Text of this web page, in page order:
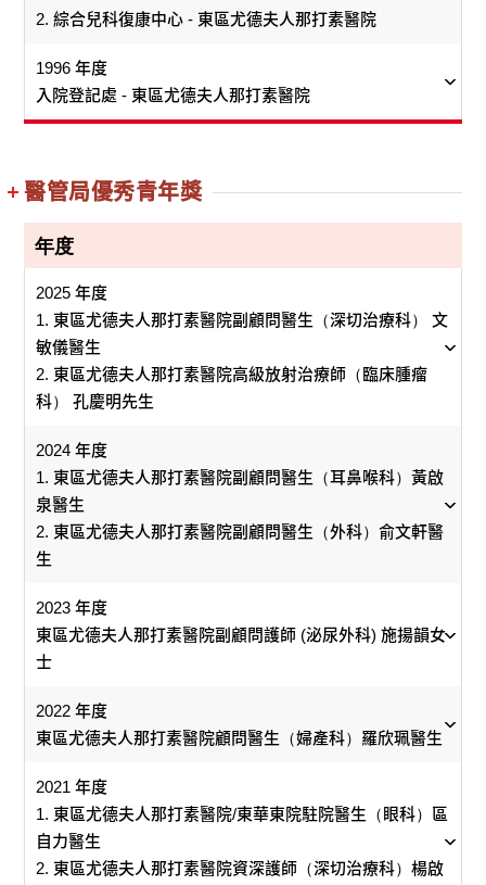
意想不到的。」
對於團隊獲獎，龍國璋坦言：「開心，但最想團隊可
以解散，因這代表疫情完結，大家生活重回正軌」。
他深信，即使疫情減退，團隊所建立的默契也不會消
何持續提升課程質素、協調團隊成員間的步伐、人才
逐一擊破。今日團隊獲得佳績，足證昔日的堅持是正
確的。
團隊隊長兼聯網行政事務總經理李淑妮稱，聯網醫院有三
個獨特之處，包括持久不息的環保文化、員工積極參與，
以及將「綠惜」行動融入日常運作。「我們經常鼓勵同事
行社會責任，我們為聯網感到驕傲。」
醫管局轄下多間洗衣房負責處理床單、病床圍簾、病人衣
物及同事工作服等。今次得獎的柴灣洗衣房，佔地2000平
成為香港唯一可為大中華區舉辦高階傷口管理課程的機
構。團隊又不斷引入新技術，顧問護師何志偉自行研發以
內視鏡檢查傷口的技術，又利用iPad應用程式分析傷口滲
治療師團隊亦在研究病人數據後，自行開發出減壓功效顯
著的墊褥，成本只是坊間相若產品的兩成。
施醫生說：「病人的配合也少不得，我們不斷向病人與家
屬推廣傷口護理的知識，也是減少病人傷口護理次數的重
要一環。」
港島東是目前唯一以三層系統處理傷口護理的醫院聯網。
2008年，聯網的質素及安全辦公室及護理服務部有見傷口
獲同事響應，組成這支包括老人科醫生、外科醫生、矯形
及創傷外科（骨科）外科醫生、顧問護師、專科護師、前
線護士、營養師、職業治療師和物理治療師的跨專業團
隊。
人制定餐單等，只要同事輸入相關資料，就能一目了然。
規範特別餐和普通餐的改革，此系統現已推廣至所有醫管
局的醫院。
係。2006年實行 「以素代肉」低碳飲食概念，如蒸肉餅，
感，保持營養；2010年推出周一無肉餐，省下的買肉錢拿
推薦的少肉「均衡菜單」，務求令病人食得健康又環保。
另外，團隊近年亦改善了廚餘的問題，透過與病房合作降
低供餐浪費及減少米飯的份量。單是2011年至2012年，院
方節省了42,157公斤的食物，等同節省了 431,595港元。
現時，團隊每日為10間醫院提供18,000份餐，是醫管局中
最高效率的膳食部門。畢太稱今次團隊奪獎，除了非常感
謝廚房、營養部、資訊科技服務處、病房、客戶醫院和中
央食品採購部同事的努力付出外，還要特別感激東區醫院
的首任行政總監梁明娟醫生，及現任港島東醫院聯網行政
我去試行新科技，改善膳食質素，才有今日的成績。」團
隊會繼續循健康、環保方向出發，不斷為膳食服務添加創
意，令病人更滿意。
序漸進，廣徵意見，讓前線同事參與討論。」她希望藉今
次獲獎，多謝每位同事的合作和付出，讓港島東醫院聯網
邁向「全人安康」。
訓、測試方案、試劑儲備，以及測試結果質素監控系
2009年4月，人類豬型流感疫症爆發，網絡面對重大的
量不斷倍增，並需在極短時間內確診樣本是否帶有人
為了應付激增的服務需求，整個化驗室網絡幾近24小
時不停運作，並不時交換技術，以及調動所需的試劑
儲備以至化驗儀器，確保成效。網絡的化驗室數目亦
由最初的5間增加至7間。
化驗室網絡的成員深信，快速、準確的病源診斷始終
發揮高度的專業精神，團結一致，為控制任何疫症作
出貢獻。
長者病人個案。至今已有超過15,000名病人接受服
務。
提供一站式服務，包括監察病人的情況、及時介入和
轉介，以及提高長者及照顧者的自理能力。
該項電話支援服務曾經過3次嚴謹的成效研究，以確定
能否達到為病人及早發現問題和減少不必要住院的目
的。研究均顯示接受服務的長者減少使用醫院服務達
25%至50%，死亡率亦顯著下降。隨着計劃的成功及
病人予以正面回應，未來兩年，服務系統將逐步擴
大，最終會覆蓋7個醫院聯網，醫管局亦有計劃擴展該
臨床及組織上更有效率。
同時，團隊建立了清晰的報告途徑、模式，以及多層面的
溝通交流渠道，令管理層、聯網質素及風險管理委員會，
以及其他功能委員會可以藉著更有系統的方法，取得質素
共同合作 提升質素及安全水平
港島東聯網質素及風險管理部成立後，以下3方面均有所
改進：
增強醫生角色 參與檢討
透過委任醫生為部門質素及風險管理統籌及專家醫
生小組成員，讓他們多加參與事故及投訴管理的檢
討，並增強動力去解決質素及安全問題。
聯網事故檢討委員會也隨之成立，幫助管理層對準
高危的系統及流程，重點堵塞漏洞。有關的經驗會
經由多層面的溝通交流渠道，跟各層面的同事分
享。
認病人身份、臨床交接及臨床資格憑據，希望在變
革的過程中培育各層面的領袖，令願景譜成現實。
都緊密合作，融洽一致，致力提供優質的基層醫療服務，
自接管普通科門診後，團隊不斷革新，改善服務，例如引
進CMS及OPAS電腦化系統、推行病人自攜病歷紀錄計
期病患者預約覆診、增設預約掛號和電話預約系統。他們
的家庭醫生和醫院專科醫生的溝通橋樑。藉著開設家庭醫
學專科診所，將病人加以分流，善加運用社會資源。團隊
的努力，已然為市民提供優質的公營基層醫療服務。
拓展公私營醫療合作工作小組 - 港島東醫院聯網
「拓展公私營醫療合作工作小組」為港島東聯網鋪陳了清
晰明確的發展方向 — 致力推動公私營醫療合作服務，為
次序，有系統地開拓公私營服務的合作機會，並逐步施行
各項計劃。在推行公私營醫療合作的過程中，成員的真知
自2002年成立至今，工作小組已推出不少公私營合作計
劃，例如專科門診新症分流及私營轉介，以及社康護士為
出院長者提供電話護理診症服務等，均取得相當成效。
港島東醫院聯網
去年，東區醫院是其中一間首先有員工感染沙士的醫院。
但是，我們的抗炎團隊仍表現出無比勇氣，責無旁貸地為
沙士病人提供優質治療。
不同階層的員工在短時間內攜手建立了安全的環境。這包
括迅速地把一些普通病房改建為設有改良抽氣系統的沙士
病房，積極推廣防感染措施和監察實踐情況等。沙士病毒
臨床方面，我們的呼吸系統科醫生研製了一套有效治療沙
士的醫治常規。港島東醫院聯網的沙士病人死亡率為全港
隊與本港其他同僚合作，撰寫有關此疾病的著作，刊登在
醫學文獻上。
臨床腫瘤科優質管理團隊 - 東區那打素尤德夫人醫院
臨床腫瘤部優質管理團隊一直以來以提供先進技術，高效
率及高質素服務予病人為目標。在醫療發展上，這個團隊
是醫院內首個臨床部門獲頒發ISO9001:2000証書。此外，
為了舒緩及減輕病人於接受治療時引起的不安情緒，他們
主動地向慈善和私人機構申請撥款資助用以改善治療環
境，並創新地在治病過程中引入「視覺藝術概念」幫助病
人。
2. 綜合兒科復康中心 - 東區尤德夫人那打素醫院
1.
小組藉著不斷溝通、緊密合作、群策群力，改革了柴
灣洗衣房的工作文化和常規，不但提高了生產力，也
使洗熨後的被服更光潔雪白。小組又協助洗衣房取得
ISO 9002品質證書。
2.
1996 年度
入院登記處 - 東區尤德夫人那打素醫院
流動接待員服務、採用開放式接待處、設計指示條以方便
市民查詢資料等，大大加強了顧客服務。病人和訪客需求
雖大，但團隊仍能提供優質的接待服務和電話服務，時常
獲得院內其它同事和市民的嘉許和讚揚。
醫管局優秀青年獎
年度
2025 年度
1. 東區尤德夫人那打素醫院副顧問醫生（深切治療科） 文
敏儀醫生
2. 東區尤德夫人那打素醫院高級放射治療師（臨床腫瘤
科） 孔慶明先生
1.
2.
2024 年度
1. 東區尤德夫人那打素醫院副顧問醫生（耳鼻喉科）黃啟
泉醫生
2. 東區尤德夫人那打素醫院副顧問醫生（外科）俞文軒醫
生
1.
2.
2023 年度
東區尤德夫人那打素醫院副顧問護師 (泌尿外科) 施揚韻女
士
2022 年度
東區尤德夫人那打素醫院顧問醫生（婦產科）羅欣珮醫生
2021 年度
1. 東區尤德夫人那打素醫院/東華東院駐院醫生（眼科）區
自力醫生
2. 東區尤德夫人那打素醫院資深護師（深切治療科）楊啟